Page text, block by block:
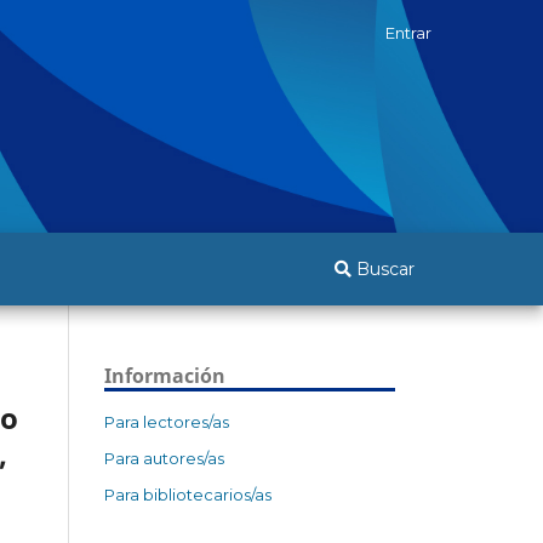
Buscar
Entrar
Información
Para lectores/as
Para autores/as
Para bibliotecarios/as